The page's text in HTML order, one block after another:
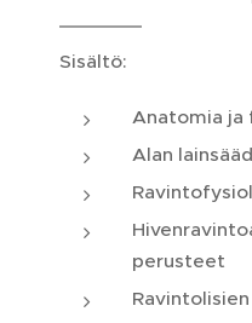
Sisältö:
Anatomia ja
Alan
perusteet